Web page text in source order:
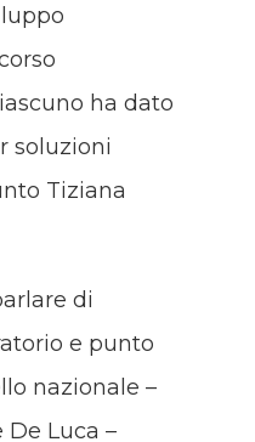
ha dato
soluzioni
Tiziana
di
e punto
nazionale –
De Luca –